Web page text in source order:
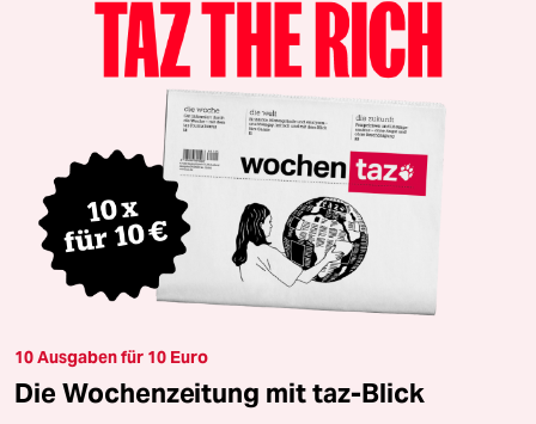
10 Ausgaben für 10 Euro
Die Wochenzeitung mit taz-Blick